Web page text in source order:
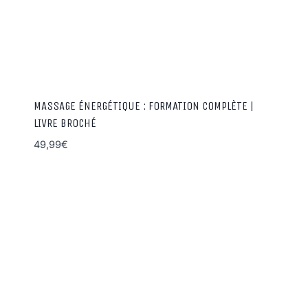
MASSAGE ÉNERGÉTIQUE : FORMATION COMPLÈTE |
LIVRE BROCHÉ
49,99€